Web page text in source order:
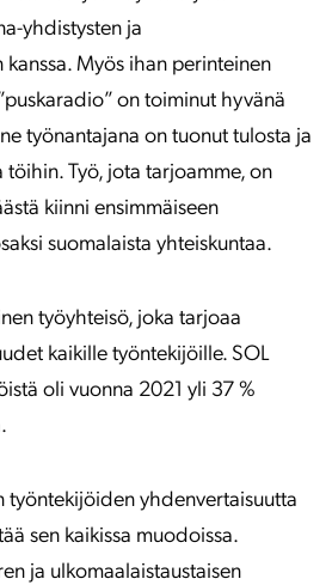
yhdistysten ja
kanssa. Myös ihan perinteinen
on toiminut hyvänä
työnantajana on tuonut tulosta ja
Työ, jota tarjoamme, on
kiinni ensimmäiseen
suomalaista yhteiskuntaa.
työyhteisö, joka tarjoaa
kaikille työntekijöille. SOL
oli vuonna 2021 yli 37 %
työntekijöiden yhdenvertaisuutta
sen kaikissa muodoissa.
ja ulkomaalaistaustaisen